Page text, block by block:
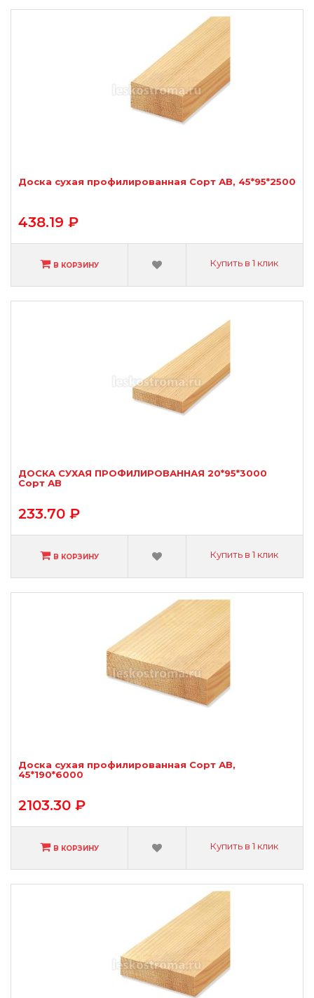
Доска сухая профилированная Сорт АВ, 45*95*2500
438.19 ₽
В КОРЗИНУ Купить в 1 клик
ДОСКА СУХАЯ ПРОФИЛИРОВАННАЯ 20*95*3000
Сорт АВ
233.70 ₽
В КОРЗИНУ Купить в 1 клик
Доска сухая профилированная Сорт АВ,
45*190*6000
2103.30 ₽
В КОРЗИНУ Купить в 1 клик